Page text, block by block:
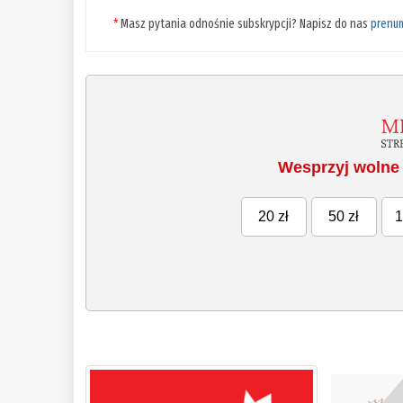
*Masz pytania odnośnie subskrypcji? Napisz do nas
Wesprzyj
20 zł 50 zł